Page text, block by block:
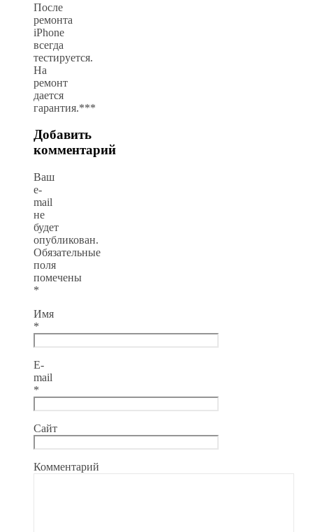
После
ремонта
iPhone
всегда
тестируется.
На
ремонт
дается
гарантия.***
Добавить
комментарий
Ваш
e-
mail
не
будет
опубликован.
Обязательные
поля
помечены
*
Имя
*
E-
mail
*
Сайт
Комментарий